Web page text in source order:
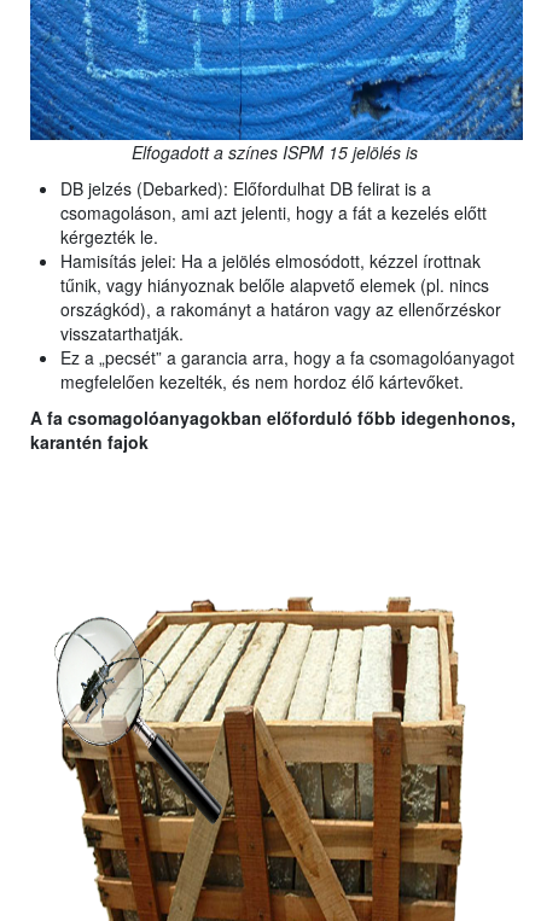
Elfogadott a színes ISPM 15 jelölés is
DB jelzés (Debarked): Előfordulhat DB felirat is a
csomagoláson, ami azt jelenti, hogy a fát a kezelés előtt
kérgezték le.
Hamisítás jelei: Ha a jelölés elmosódott, kézzel írottnak
tűnik, vagy hiányoznak belőle alapvető elemek (pl. nincs
országkód), a rakományt a határon vagy az ellenőrzéskor
visszatarthatják.
Ez a „pecsét” a garancia arra, hogy a fa csomagolóanyagot
megfelelően kezelték, és nem hordoz élő kártevőket.
A fa csomagolóanyagokban előforduló főbb idegenhonos,
karantén fajok